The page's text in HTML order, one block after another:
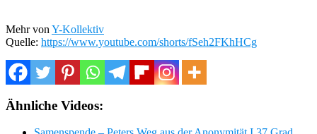
Mehr von Y-Kollektiv
Quelle: https://www.youtube.com/shorts/fSeh2FKhHCg
Ähnliche Videos: